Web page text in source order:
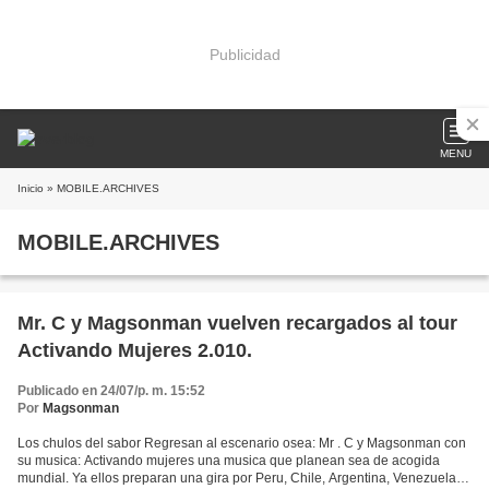
Publicidad
MENU
Inicio » MOBILE.ARCHIVES
MOBILE.ARCHIVES
Mr. C y Magsonman vuelven recargados al tour
Activando Mujeres 2.010.
Publicado en 24/07/p. m. 15:52
Por Magsonman
Los chulos del sabor Regresan al escenario osea: Mr . C y Magsonman con
su musica: Activando mujeres una musica que planean sea de acogida
mundial. Ya ellos preparan una gira por Peru, Chile, Argentina, Venezuela,